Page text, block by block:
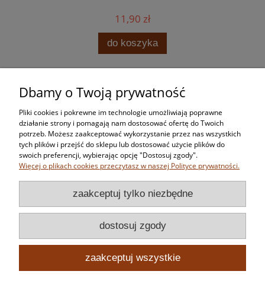
11,90 zł
do koszyka
Zakupy
Pomoc
Moje konto
Informacje
Dbamy o Twoją prywatność
Pliki cookies i pokrewne im technologie umożliwiają poprawne
działanie strony i pomagają nam dostosować ofertę do Twoich
potrzeb. Możesz zaakceptować wykorzystanie przez nas wszystkich
tych plików i przejść do sklepu lub dostosować użycie plików do
swoich preferencji, wybierając opcję "Dostosuj zgody".
Więcej o plikach cookies przeczytasz w naszej Polityce prywatności.
zaakceptuj tylko niezbędne
dostosuj zgody
zaakceptuj wszystkie